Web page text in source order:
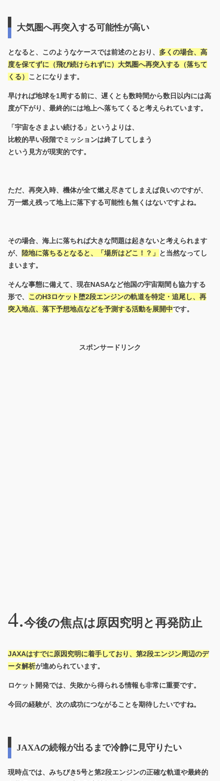
大気圏へ再突入する可能性が高い
となると、このようなケースでは前述のとおり、 多くの場合、 高
度を保てずに（飛び続けられずに）大気圏へ再突入する（落ちて
くる） ことになります。
早ければ地球を1周する前に、遅くとも数時間から数日以内には高
度が下がり、最終的には地上へ落ちてくると考えられています。
「宇宙をさまよい続ける」というよりは、
比較的早い段階でミッションは終了してしまう
という見方が現実的です。
ただ、再突入時、機体が全て燃え尽きてしまえば良いのですが、
万一燃え残って地上に落下する可能性も無くはないですよね。
その場合、海上に落ちれば大きな問題は起きないと考えられます
が、
陸地に落ちるとなると、「場所はどこ！？」 と当然なってし
まいます。
そんな事態に備えて、現在NASAなど他国の宇宙期間も協力する
形で、 このH3ロケット堕2段エンジンの軌道を特定・追尾し、再
突入地点、落下予想地点などを予測する活動を展開中です。
スポンサードリンク
今後の焦点は原因究明と再発防止
JAXAはすでに原因究明に着手しており、第2段エンジン周辺のデ
ータ解析が進められています。
ロケット開発では、失敗から得られる情報も非常に重要です。
今回の経験が、次の成功につながることを期待したいですね。
JAXAの続報が出るまで冷静に見守りたい
現時点では、みちびき5号と第2段エンジンの正確な軌道や最終的